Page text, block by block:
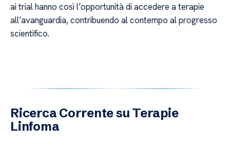
ai trial hanno così l’opportunità di accedere a terapie
all’avanguardia, contribuendo al contempo al progresso
scientifico.
Ricerca Corrente su Terapie
Linfoma